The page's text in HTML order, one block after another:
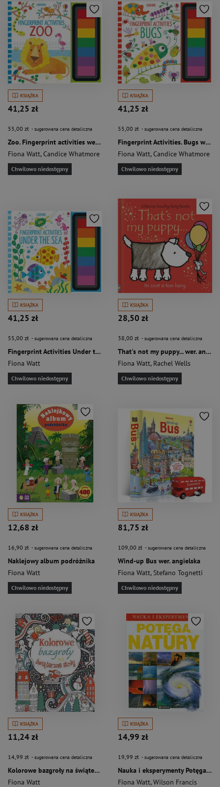
KSIĄŻKA
41,25 zł
55,00 zł - sugerowana cena detaliczna
Zoo. Fingerprint activities wer. angielska
Fiona Watt,Candice Whatmore
Chwilowo niedostępny
KSIĄŻKA
41,25 zł
55,00 zł - sugerowana cena detaliczna
Fingerprint Activities. Bugs wer. angielska
Fiona Watt,Candice Whatmore
Chwilowo niedostępny
KSIĄŻKA
41,25 zł
55,00 zł - sugerowana cena detaliczna
Fingerprint Activities Under the Sea
Fiona Watt
Chwilowo niedostępny
KSIĄŻKA
28,50 zł
38,00 zł - sugerowana cena detaliczna
That's not my puppy... wer. angielska
Fiona Watt, Rachel Wells
Chwilowo niedostępny
KSIĄŻKA
12,68 zł
16,90 zł - sugerowana cena detaliczna
Naklejowy album podróżnika
Fiona Watt
Chwilowo niedostępny
KSIĄŻKA
81,75 zł
109,00 zł - sugerowana cena detaliczna
Wind-up Bus wer. angielska
Fiona Watt, Stefano Tognetti
Chwilowo niedostępny
KSIĄŻKA
11,24 zł
14,99 zł - sugerowana cena detaliczna
Kolorowe bazgroły na świąteczne stoły
Fiona Watt
KSIĄŻKA
14,99 zł
19,99 zł - sugerowana cena detaliczna
Nauka i eksperymenty Potęga natury
Fiona Watt,Wilson Francis